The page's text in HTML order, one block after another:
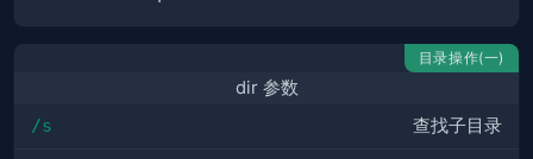
目录操作(一)
dir 参数
/s 查找子目录